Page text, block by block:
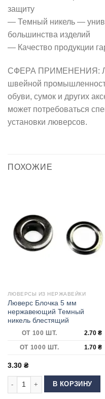
защиту
— Темный никель —
большинства изделий
— Качество продукции
СФЕРА ПРИМЕНЕНИЯ:
швейной
обуви, сумок и других
может потребоваться
установки люверсов.
ПОХОЖИЕ
ЛЮВЕРСЫ ИЗ НЕРЖАВЕЙКИ
Люверс Блочка 5 мм
нержавеющий Темный
никель блестящий
ОТ 100 ШТ. 2.70 ₴
ОТ 1000 ШТ.
1.70 ₴
3.30 ₴
Количество товара Люверс
В КОРЗИНУ